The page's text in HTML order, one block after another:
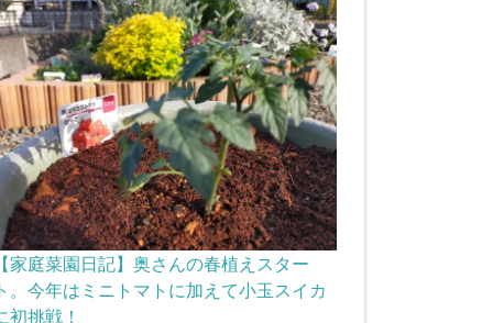
家庭菜園日記】奥さんの春植えスター
。今年はミニトマトに加えて小玉スイカ
初挑戦！